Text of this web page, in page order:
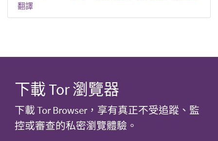
翻譯
下載 Tor 瀏覽器
下載 Tor Browser，享有真正不受追蹤、監
控或審查的私密瀏覽體驗。